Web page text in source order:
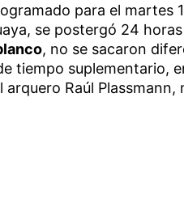
para el martes
se postergó 24
, no se sacaron
tiempo suplementario,
Raúl Plassmann,